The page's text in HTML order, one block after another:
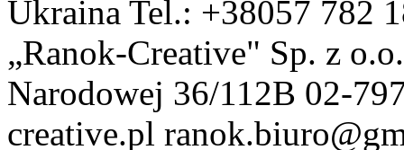
Ukraina Tel.: +38057 782
„Ranok-Creative" Sp. z
Narodowej 36/112B 02-
creative.pl